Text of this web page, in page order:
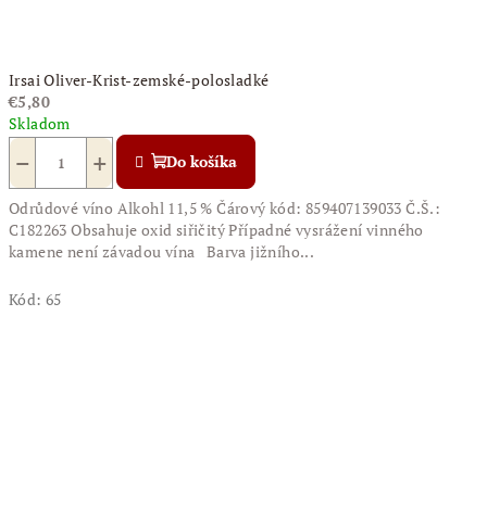
Irsai Oliver-Krist-zemské-polosladké
€5,80
Skladom
+
− Do košíka
Odrůdové víno Alkohl 11,5 % Čárový kód: 859407139033 Č.Š.:
C182263 Obsahuje oxid siřičitý Případné vysrážení vinného
kamene není závadou vína Barva jižního...
Kód: 65